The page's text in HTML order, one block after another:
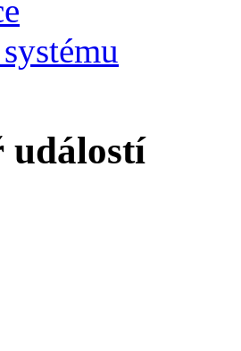
událostí